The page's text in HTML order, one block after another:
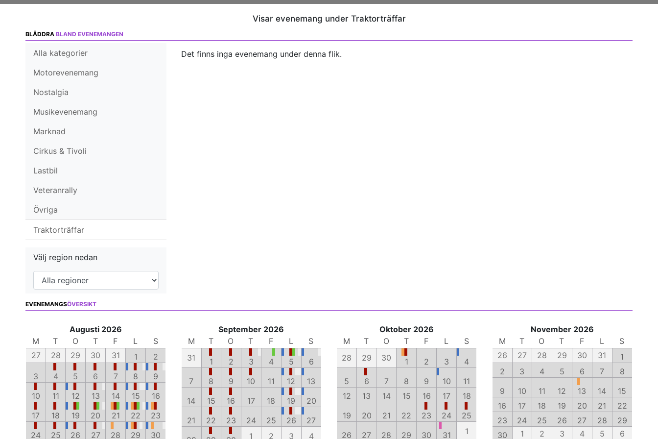
Visar evenemang under Traktorträffar
BLÄDDRA BLAND EVENEMANGEN
Alla kategorier
Motorevenemang
Nostalgia
Musikevenemang
Marknad
Cirkus & Tivoli
Lastbil
Veteranrally
Övriga
Traktorträffar
Välj region nedan
Det finns inga evenemang under denna flik.
EVENEMANGSÖVERSIKT
Augusti 2026
M
T O T F L
S
27
28 29 30 31 1
2
3
4 5 6 7 8
9
10
11 12 13 14 15
16
17
18 19 20 21 22
23
24
25 26 27 28 29 30
September 2026
M
T O T F L
S
31
1 2 3 4 5
6
7
8 9 10 11 12
13
14
15 16 17 18 19
20
21
22 23 24 25 26
27
1 2 3 4
Oktober 2026
M
T O T F L
S
28
29 30 1 2 3
4
5
6 7 8 9 10
11
12
13 14 15 16 17
18
19
20 21 22 23 24
25
26
27 28 29 30 31 1
November 2026
M
T O T F L
S
26
27 28 29 30 31
1
2
3 4 5 6 7
8
9
10 11 12 13 14
15
16
17 18 19 20 21
22
23
24 25 26 27 28
29
30
1 2 3 4 5 6